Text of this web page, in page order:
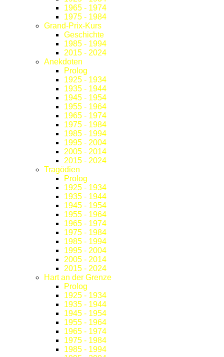
1965 - 1974
1975 - 1984
Grand-Prix-Kurs
Geschichte
1985 - 1994
2015 - 2024
Anekdoten
Prolog
1925 - 1934
1935 - 1944
1945 - 1954
1955 - 1964
1965 - 1974
1975 - 1984
1985 - 1994
1995 - 2004
2005 - 2014
2015 - 2024
Tragödien
Prolog
1925 - 1934
1935 - 1944
1945 - 1954
1955 - 1964
1965 - 1974
1975 - 1984
1985 - 1994
1995 - 2004
2005 - 2014
2015 - 2024
Hart an der Grenze
Prolog
1925 - 1934
1935 - 1944
1945 - 1954
1955 - 1964
1965 - 1974
1975 - 1984
1985 - 1994